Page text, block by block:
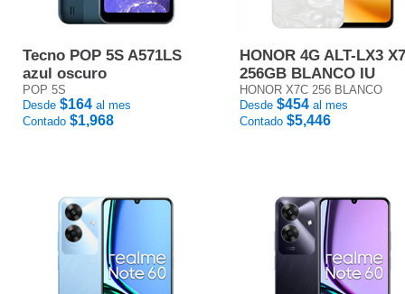
Tecno POP 5S A571LS
azul oscuro
POP 5S
Desde $164 al mes
Contado $1,968
HONOR 4G ALT-LX3
256GB BLANCO IU
HONOR X7C 256 BLANCO
Desde $454 al mes
Contado $5,446